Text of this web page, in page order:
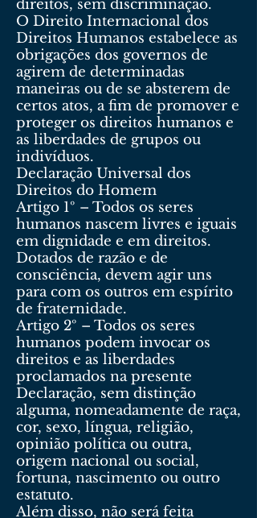
direitos, sem discriminação.
O Direito Internacional dos
Direitos Humanos estabelece as
obrigações dos governos de
agirem de determinadas
maneiras ou de se absterem de
certos atos, a fim de promover e
proteger os direitos humanos e
as liberdades de grupos ou
indivíduos.
Declaração Universal dos
Direitos do Homem
Artigo 1º – Todos os seres
humanos nascem livres e iguais
em dignidade e em direitos.
Dotados de razão e de
consciência, devem agir uns
para com os outros em espírito
de fraternidade.
Artigo 2º – Todos os seres
humanos podem invocar os
direitos e as liberdades
proclamados na presente
Declaração, sem distinção
alguma, nomeadamente de raça,
cor, sexo, língua, religião,
opinião política ou outra,
origem nacional ou social,
fortuna, nascimento ou outro
estatuto.
Além disso, não será feita